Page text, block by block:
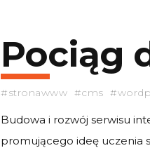
Pociąg
#stronawww #cms
Budowa i rozwój serwisu
promującego ideę uczenia